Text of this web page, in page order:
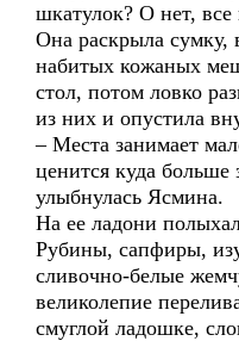
шкатулок? О нет,
Она раскрыла сумку,
набитых кожаных
стол, потом ловко
из них и опустила
– Места занимает
ценится куда больше
улыбнулась Ясмина.
На ее ладони
Рубины, сапфиры,
сливочно-белые
великолепие
смуглой ладошке,